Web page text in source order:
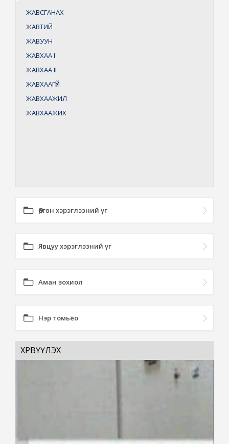
ЖАВСГАНАХ
ЖАВТИЙ
ЖАВУУН
ЖАВХААI
ЖАВХААII
ЖАВХААГҮЙ
ЖАВХААЖИЛ
ЖАВХААЖИХ
Өргөн хэрэглээний үг
Явцуу хэрэглээний үг
Аман зохиол
Нэр томьёо
ХӨРВҮҮЛЭХ